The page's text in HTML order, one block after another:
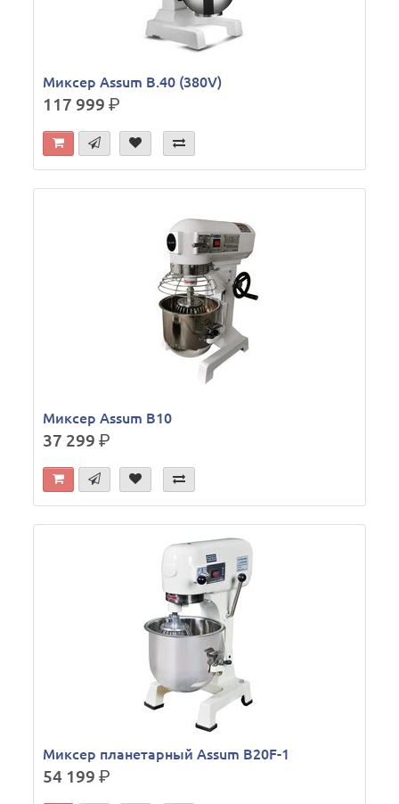
Миксер Assum B.40 (380V)
117 999р.
Миксер Assum B10
37 299р.
Миксер планетарный Assum B20F-1
54 199р.